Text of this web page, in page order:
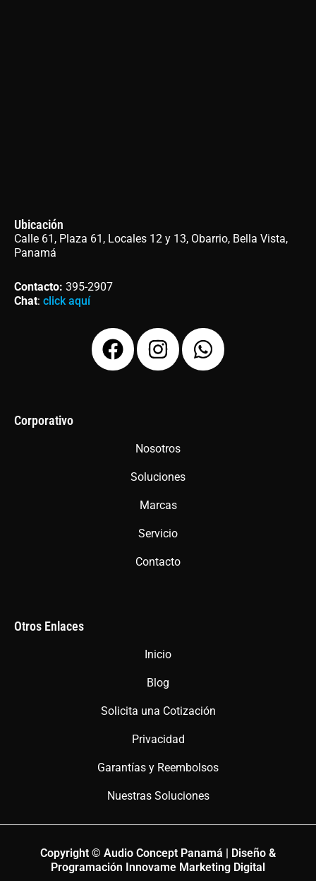
Ubicación
Calle 61, Plaza 61, Locales 12 y 13, Obarrio, Bella Vista,
Panamá
Contacto: 395-2907
Chat: click aquí
F
a
I
n
g
a
m
W
h
Corporativo
Nosotros
Soluciones
Marcas
Servicio
Contacto
Otros Enlaces
Inicio
Blog
Solicita una Cotización
Privacidad
Garantías y Reembolsos
Nuestras Soluciones
Copyright © Audio Concept Panamá | Diseño &
Programación Innovame Marketing Digital